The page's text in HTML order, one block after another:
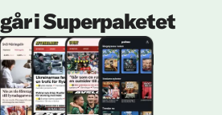
i Superpaketet